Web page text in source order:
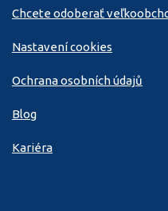
Chcete odoberať
Nastavení cookies
Ochrana osobních údajů
Blog
Kariéra